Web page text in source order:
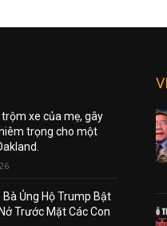
trộm xe của mẹ, gây
trọng cho một
Bà Ủng Hộ Trump Bật
Trước Mặt Các Con